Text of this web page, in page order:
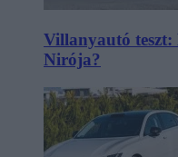
Villanyautó teszt:
Nirója?